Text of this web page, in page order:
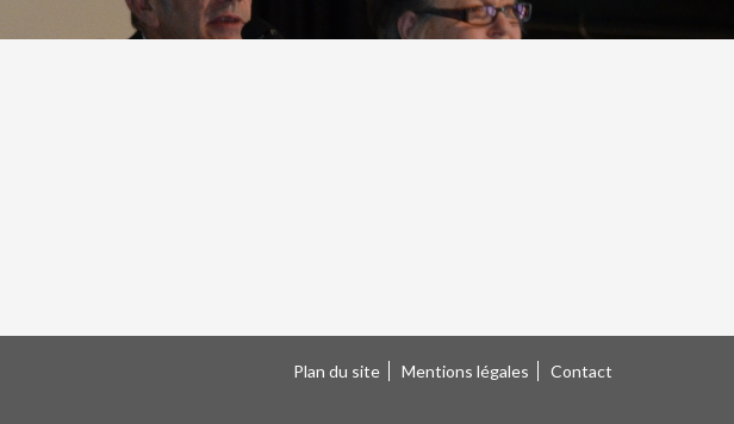
Plan du site Mentions légales Contact